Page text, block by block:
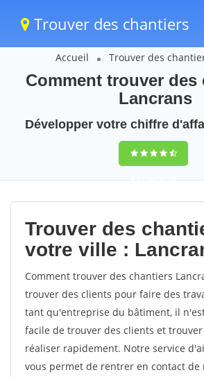
Trouver des chantiers
Accueil Trouver des
Comment trouver des
Lancrans
Développer votre chiffre
9,5(100%)38
votes
Trouver des
votre ville :
Comment trouver des chantiers
trouver des clients pour faire des
tant qu'entreprise du bâtiment, il
facile de trouver des clients et
réaliser rapidement. Notre service
vous permet de rentrer en contact de